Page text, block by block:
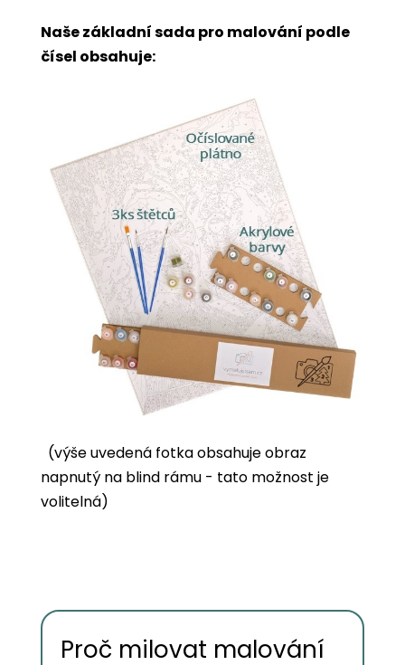
Naše základní sada pro malování podle
čísel obsahuje:
(výše uvedená fotka obsahuje obraz
napnutý na blind rámu - tato možnost je
volitelná)
Proč milovat malování